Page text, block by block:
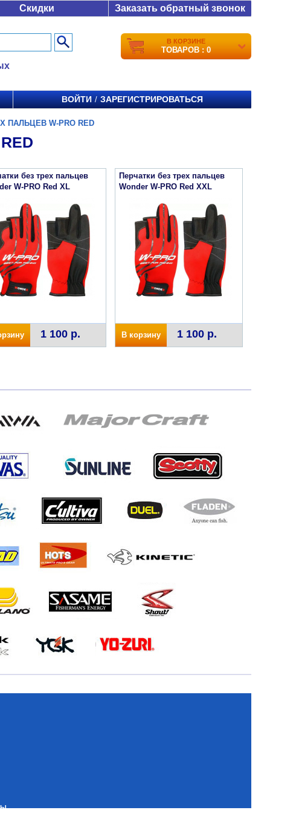
Скидки Заказать обратный звонок
В КОРЗИНЕ
ТОВАРОВ : 0
ВОЙТИ / ЗАРЕГИСТРИРОВАТЬСЯ
ПАЛЬЦЕВ W-PRO RED
без трех пальцев
W-PRO Red XL
1 100 р.
Перчатки без трех пальцев
Wonder W-PRO Red XXL
В корзину 1 100 р.